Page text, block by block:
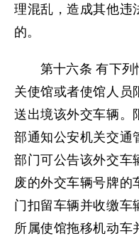
理混乱，造成其他违
的。
第十六条 有下列
关使馆或者使馆人员
送出境该外交车辆。
部通知公安机关交通
部门可公告该外交车
废的外交车辆号牌的
门扣留车辆并收缴车
所属使馆拖移机动车